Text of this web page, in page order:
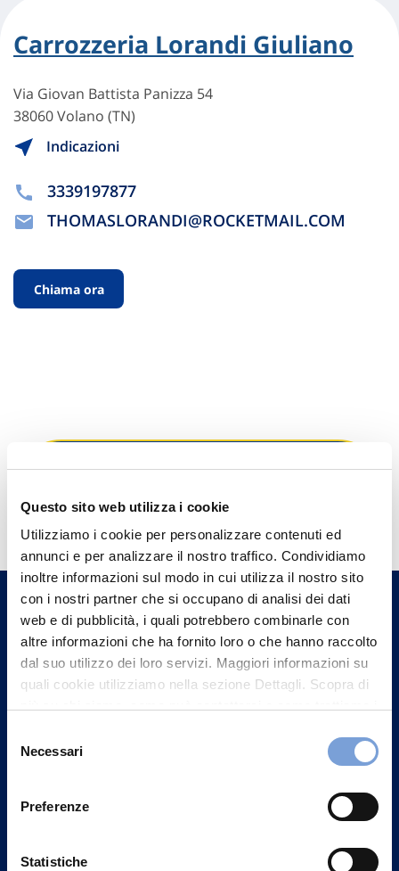
Questo sito web utilizza i cookie
Utilizziamo i cookie per personalizzare contenuti ed
annunci e per analizzare il nostro traffico. Condividiamo
inoltre informazioni sul modo in cui utilizza il nostro sito
con i nostri partner che si occupano di analisi dei dati
web e di pubblicità, i quali potrebbero combinarle con
altre informazioni che ha fornito loro o che hanno raccolto
dal suo utilizzo dei loro servizi. Maggiori informazioni su
quali cookie utilizziamo nella sezione Dettagli. Scopra di
può trovare nel footer del sito nella sezione "Informativa
delNecessari
Preferenze
Statistiche
Carrozzeria Lorandi Giuliano
Via Giovan Battista Panizza 54
38060 Volano (TN)
Indicazioni
3339197877
THOMASLORANDI@ROCKETMAIL.COM
Chiama ora
Hai bisogno di
informazioni?
Trova l'Agenzia più vicina a te e parla con
un nostro Agente.
Contattaci